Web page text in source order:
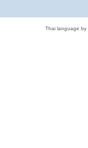
Thai language by